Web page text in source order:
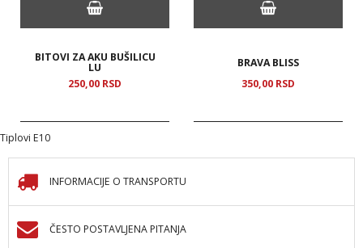
BITOVI ZA AKU BUŠILICU
LU
250,00 RSD
BRAVA BLISS
350,00 RSD
Tiplovi E10
INFORMACIJE O TRANSPORTU
ČESTO POSTAVLJENA PITANJA